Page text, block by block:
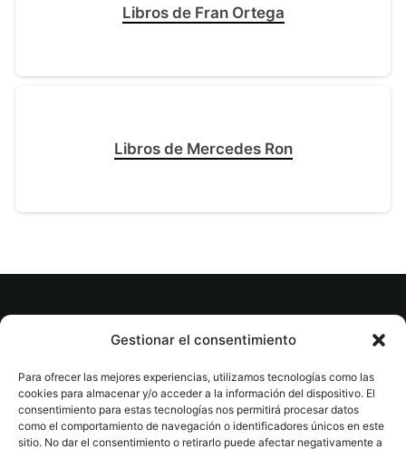
Gestionar el consentimiento
Para ofrecer las mejores experiencias, utilizamos tecnologías como las
cookies para almacenar y/o acceder a la información del dispositivo. El
consentimiento para estas tecnologías nos permitirá procesar datos
como el comportamiento de navegación o identificadores únicos en este
sitio. No dar el consentimiento o retirarlo puede afectar negativamente a
Libros de Fran Ortega
Libros de Mercedes Ron
© tuslibrosvip.com · Todos los derechos